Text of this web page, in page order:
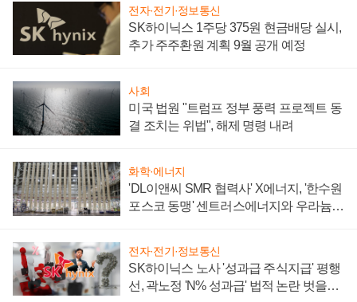
전자·전기·정보통신
SK하이닉스 1주당 375원 현금배당 실시,
추가 주주환원 계획 9월 공개 예정
사회
미국 법원 "트럼프 정부 풍력 프로젝트 동
결 조치는 위법", 해제 명령 내려
화학·에너지
'DL이앤씨 SMR 협력사' X에너지, '한수원
포스코 동맹' 센트러스에너지와 우라늄
전자·전기·정보통신
SK하이닉스 노사 '성과급 주식지급' 평행
선, 곽노정 'N% 성과급' 법적 논란 벗을지